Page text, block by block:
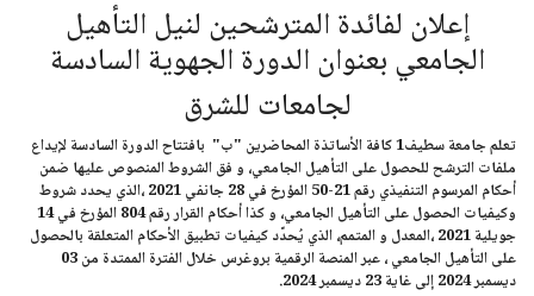
إعلان لفائدة المترشحين لنيل التأهيل
الجامعي بعنوان الدورة الجهوية السادسة
لجامعات للشرق
تعلم جامعة سطيف1 كافة الأساتذة المحاضرين "ب" بافتتاح الدورة السادسة لإيداع
ملفات الترشح للحصول على التأهيل الجامعي، و فق الشروط المنصوص عليها ضمن
أحكام المرسوم التنفيذي رقم 21-50
المؤرخ في 28 جانفي 2021 ،الذي يحدد شروط
وكيفيات الحصول على التأهيل الجامعي، و كذا أحكام القرار رقم 804 المؤرخ في 14
جويلية 2021 ،المعدل و المتمم، الذي يُحدّد كيفيات تطبيق الأحكام المتعلقة بالحصول
على التأهيل الجامعي،عبر المنصة الرقمية بروغرس
خلال الفترة الممتدة من 03
ديسمبر 2024 إلى غاية 23 ديسمبر 2024.